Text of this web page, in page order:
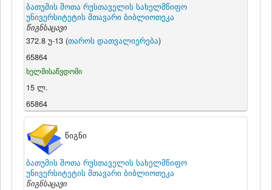
ბათუმის შოთა რუსთაველის სახელმწიფო
უნივერსიტეტის მთავარი ბიბლიოთეკა
წიგნსაცავი
372.8 უ-13 (თაროს დათვალიერება)
65864
ხელმისაწვდომი
15 ლ.
65864
წიგნი
ბათუმის შოთა რუსთაველის სახელმწიფო
უნივერსიტეტის მთავარი ბიბლიოთეკა
წიგნსაცავი